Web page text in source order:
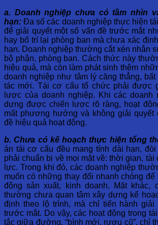
a. Doanh nghiệp chưa có tầm nhìn
hạn:Đa số các doanh nghiệp thực hiện
để giải quyết một số vấn đề trước mắt
hay bố trí lại phòng ban mà chưa xác
hạn. Doanh nghiệp thường cắt xén nhân
bộ phận, phòng ban. Cách thức này
hiệu quả, mà còn làm phát sinh thêm
doanh nghiệp như tâm lý căng thẳng,
tác mới. Tái cơ cấu tổ chức phải được
lược của doanh nghiệp. Khi các doanh
dựng được chiến lược rõ ràng, hoạt
mất phương hướng và không giải quyết
đề hiệu quả hoạt động.
b. Chưa có kế hoạch thực hiện tổng
án tái cơ cấu đều mang tính dài hạn,
phải chuẩn bị về mọi mặt về: thời gian, tài
lực. Trong khi đó, các doanh nghiệp
muốn có những thay đổi nhanh chóng để
động sản xuất, kinh doanh. Mặt khác,
thường chưa quan tâm xây dựng kế
định theo lộ trình, mà chỉ tiến hành giải
trước mắt. Do vậy, các hoạt động trong
tắc giữa đường, “bình mới, rượu cũ”, chỉ